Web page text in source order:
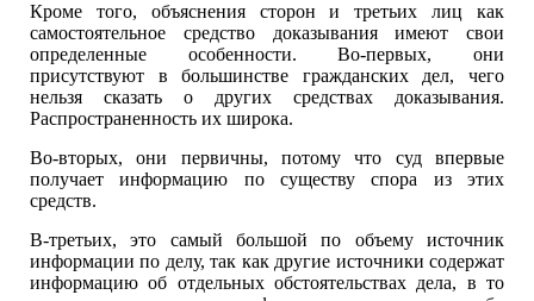
Кроме того, объяснения сторон и третьих лиц как
самостоятельное средство доказывания имеют свои
определенные особенности. Во-первых, они
присутствуют в большинстве гражданских дел, чего
нельзя сказать о других средствах доказывания.
Распространенность их широка.
Во-вторых, они первичны, потому что суд впервые
получает информацию по существу спора из этих
средств.
В-третьих, это самый большой по объему источник
информации по делу, так как другие источники содержат
информацию об отдельных обстоятельствах дела, в то